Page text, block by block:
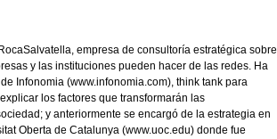
empresa de consultoría estratégica sobre
y las instituciones pueden hacer de las redes. Ha
Infonomia (www.infonomia.com), think tank para
los factores que transformarán las
y anteriormente se encargó de la estrategia en
Oberta de Catalunya (www.uoc.edu) donde fue